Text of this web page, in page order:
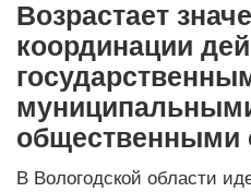
Возрастает
координации
общественными
В Вологодской области